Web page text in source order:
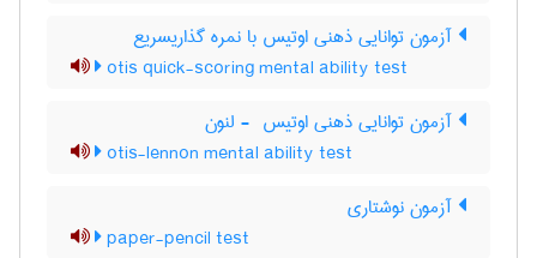
آزمون توانایی ذهنی اوتیس با نمره گذاریسریع
otis quick-scoring mental ability test
آزمون توانایی ذهنی اوتیس ‎ - لنون
otis-lennon mental ability test
آزمون نوشتاری
paper-pencil test